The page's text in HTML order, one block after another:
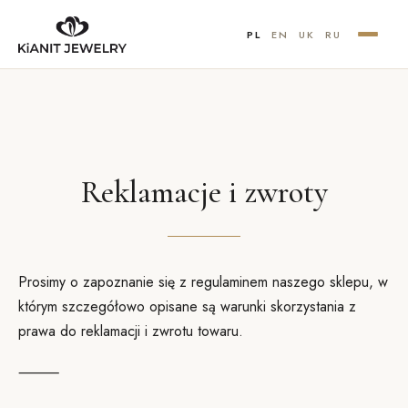
PL EN UK RU
Reklamacje i zwroty
Prosimy o zapoznanie się z regulaminem naszego sklepu, w
którym szczegółowo opisane są warunki skorzystania z
prawa do reklamacji i zwrotu towaru.
⸻